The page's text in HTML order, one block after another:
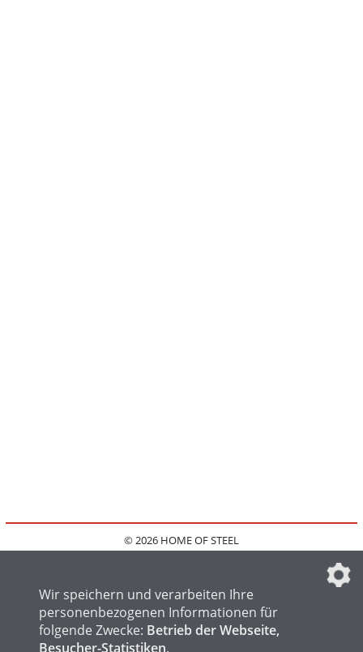
© 2026 HOME OF STEEL
IMPRESSUM
FAQ
DATENSCHUTZEINSTELLUNGEN
Wir speichern und verarbeiten Ihre
personenbezogenen Informationen für
folgende Zwecke: Betrieb der Webseite,
Besucher-Statistiken.